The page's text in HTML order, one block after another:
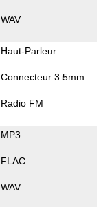
WAV
Haut-Parleur
Connecteur 3.5mm
Radio FM
MP3
FLAC
WAV